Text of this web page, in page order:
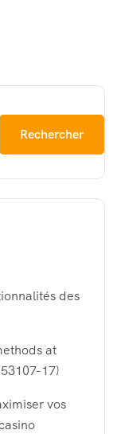
Rechercher
des
at
17)
vos